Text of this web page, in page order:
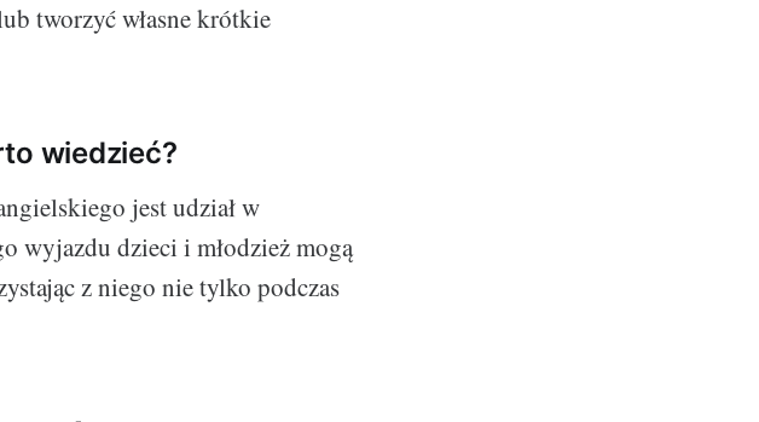
tworzyć własne krótkie
wiedzieć?
jest udział w
wyjazdu dzieci i młodzież mogą
z niego nie tylko podczas